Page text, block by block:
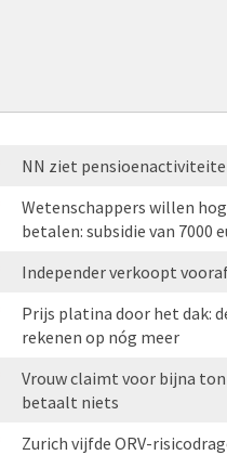
NN ziet
Wetenschappers willen
betalen: subsidie van 7000
Independer verkoopt
Prijs platina door het dak:
rekenen op nóg meer
Vrouw claimt voor bijna
betaalt niets
Zurich vijfde ORV-